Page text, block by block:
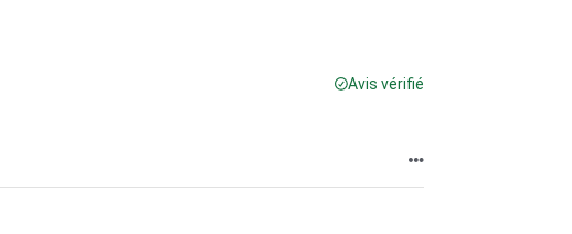
Avis vérifié